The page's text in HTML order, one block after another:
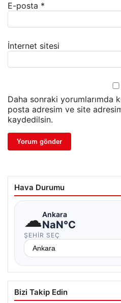
E-posta *
İnternet sitesi
Daha sonraki yorumlarımda
posta adresim ve site
kaydedilsin.
Hava Durumu
☁Ankara
NaN°C
ŞEHIR SEÇ
Bizi Takip Edin